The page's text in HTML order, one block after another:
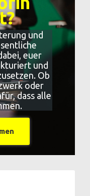
und
euer
und
Ob
oder
dass alle